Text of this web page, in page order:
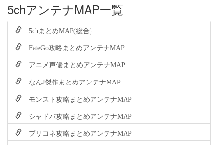
5chアンテナMAP一覧
5chまとめMAP(総合)
FateGo攻略まとめアンテナMAP
アニメ声優まとめアンテナMAP
なんJ傑作まとめアンテナMAP
モンスト攻略まとめアンテナMAP
シャドバ攻略まとめアンテナMAP
プリコネ攻略まとめアンテナMAP